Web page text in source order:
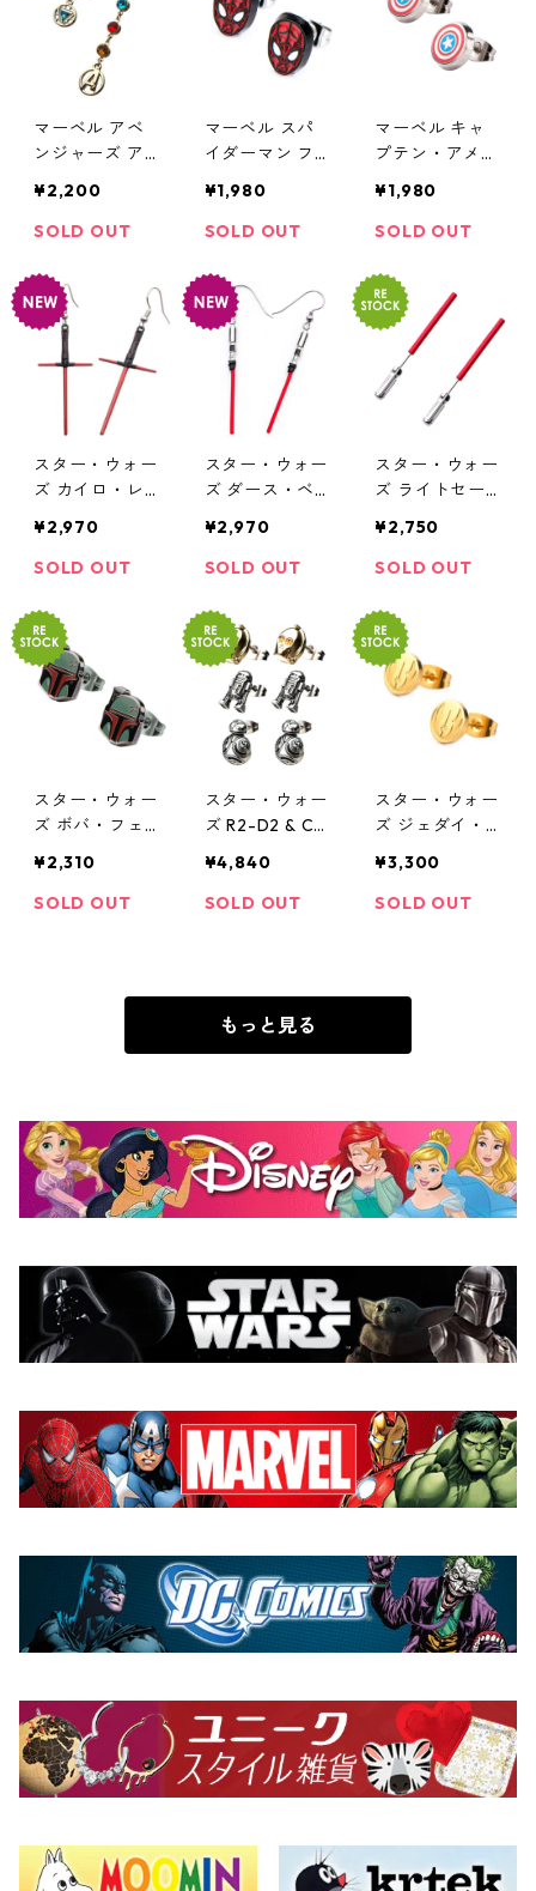
マーベル アベ
ンジャーズ ア
& インフィニテ
ィ・ジェム ピ
RVEL AVENGER
S
¥2,200
SOLD OUT
マーベル スパ
イダーマン フ
ドピアス MARV
EL
¥1,980
SOLD OUT
マーベル キャ
プテン・アメリ
ゴ スタッドピ
アス MARVEL
¥1,980
SOLD OUT
スター・ウォー
ズ カイロ・レ
バー ダングル
ピアス STAR W
ド
¥2,970
SOLD OUT
スター・ウォー
ズ ダース・ベ
セーバー ダン
グル ピアス ST
クサイド
¥2,970
SOLD OUT
スター・ウォー
ズ ライトセー
ピアス STAR W
ARS ダークサイ
¥2,750
SOLD OUT
スター・ウォー
ズ ボバ・フェ
ピアス STAR W
ARS
¥2,310
SOLD OUT
スター・ウォー
ズ R2-D2 & C-
ロイド 3Dスタ
ッドピアスセッ
¥4,840
SOLD OUT
スター・ウォー
ズ ジェダイ・
スタッドピアス
STAR WARS
¥3,300
SOLD OUT
もっと見る